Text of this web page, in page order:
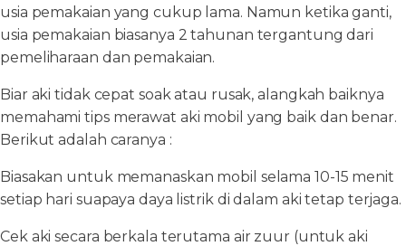
usia pemakaian yang cukup lama. Namun ketika ganti,
usia pemakaian biasanya 2 tahunan tergantung dari
pemeliharaan dan pemakaian.
Biar aki tidak cepat soak atau rusak, alangkah baiknya
memahami tips merawat aki mobil yang baik dan benar.
Berikut adalah caranya :
Biasakan untuk memanaskan mobil selama 10-15 menit
setiap hari suapaya daya listrik di dalam aki tetap terjaga.
Cek aki secara berkala terutama air zuur (untuk aki